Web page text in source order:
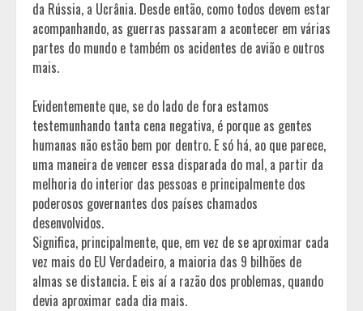
da Rússia, a Ucrânia. Desde então, como todos devem estar
acompanhando, as guerras passaram a acontecer em várias
partes do mundo e também os acidentes de avião e outros
mais.
Evidentemente que, se do lado de fora estamos
testemunhando tanta cena negativa, é porque as gentes
humanas não estão bem por dentro. E só há, ao que parece,
uma maneira de vencer essa disparada do mal, a partir da
melhoria do interior das pessoas e principalmente dos
poderosos governantes dos países chamados
desenvolvidos.
Significa, principalmente, que, em vez de se aproximar cada
vez mais do EU Verdadeiro, a maioria das 9 bilhões de
almas se distancia. E eis aí a razão dos problemas, quando
devia aproximar cada dia mais.